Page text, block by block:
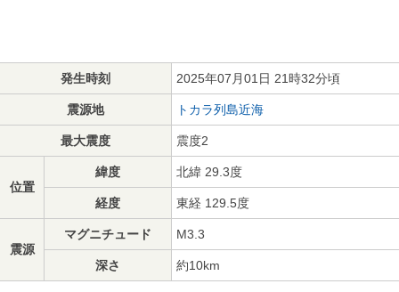
発生時刻 2025年07月01日 21時32分頃
震源地 トカラ列島近海
最大震度 震度2
位置
緯度 北緯 29.3度
経度 東経 129.5度
震源
マグニチュード M3.3
深さ 約10km